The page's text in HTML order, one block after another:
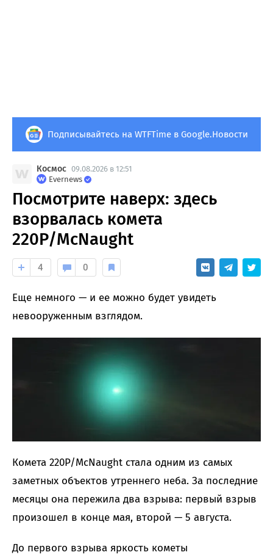
Подписывайтесь на WTFTime в Google.Новости
Космос 09.08.2026 в 12:51
Evernews
Посмотрите наверх: здесь
взорвалась комета
220P/McNaught
4 0
Еще немного — и ее можно будет увидеть
невооруженным взглядом.
Комета 220P/McNaught стала одним из самых
заметных объектов утреннего неба. За последние
месяцы она пережила два взрыва: первый взрыв
произошел в конце мая, второй — 5 августа.
До первого взрыва яркость кометы